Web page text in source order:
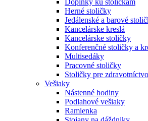
Doplnky ku stoličkám
Herné stoličky
Jedálenské a barové
Kancelárske kreslá
Kancelárske stoličky
Konferenčné stoličky a
Multisedáky
Pracovné stoličky
Stoličky pre zdravotníctvo
Vešiaky
Nástenné hodiny
Podlahové vešiaky
Ramienka